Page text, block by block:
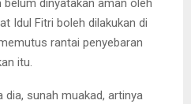
dinyatakan aman oleh
Idul Fitri boleh dilakukan di
rantai penyebaran
itu.
dia, sunah muakad, artinya